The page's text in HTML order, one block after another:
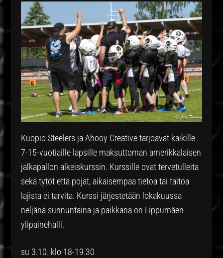
Kuopio Steelers ja Ahooy Creative tarjoavat kaikille
7-15-vuotiaille lapsille maksuttoman amerikkalaisen
jalkapallon alkeiskurssin. Kurssille ovat tervetulleita
sekä tytöt että pojat, aikaisempaa tietoa tai taitoa
lajista ei tarvita. Kurssi järjestetään lokakuussa
neljänä sunnuntaina ja paikkana on Lippumäen
ylipainehalli.
su 3.10. klo 18-19.30